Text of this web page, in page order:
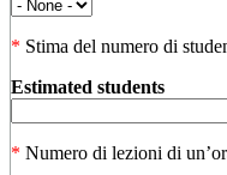
* Stima del numero di
Estimated students
* Numero di lezioni di